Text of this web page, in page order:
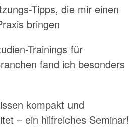
Tipps, die mir einen
bringen
Trainings für
fand ich besonders
kompakt und
– ein hilfreiches Seminar!